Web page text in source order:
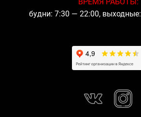
будни: 7:30 — 22:00,